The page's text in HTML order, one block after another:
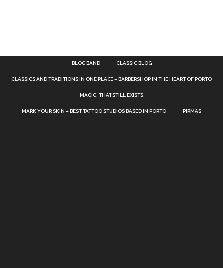
BLOG BAND CLASSIC BLOG
CLASSICS AND TRADITIONS IN ONE PLACE – BARBERSHOP IN THE HEART OF PORTO
MAGIC, THAT STILL EXISTS
MARK YOUR SKIN – BEST TATTOO STUDIOS BASED IN PORTO PIRMAS